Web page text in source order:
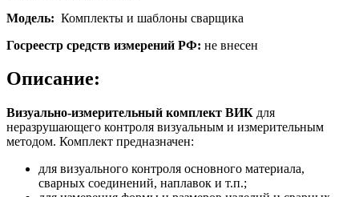
Модель: Комплекты и шаблоны сварщика
Госреестр средств измерений РФ: не внесен
Описание:
Визуально-измерительный комплект ВИК для
неразрушающего контроля визуальным и измерительным
методом. Комплект предназначен:
для визуального контроля основного материала,
сварных соединений, наплавок и т.п.;